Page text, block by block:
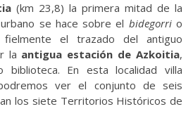
(km 23,8) la primera mitad de la
se hace sobre el bidegorrio
el trazado del antiguo
la antigua estación de Azkoitia,
biblioteca. En esta localidad villa
ver el conjunto de seis
los siete Territorios Históricos de